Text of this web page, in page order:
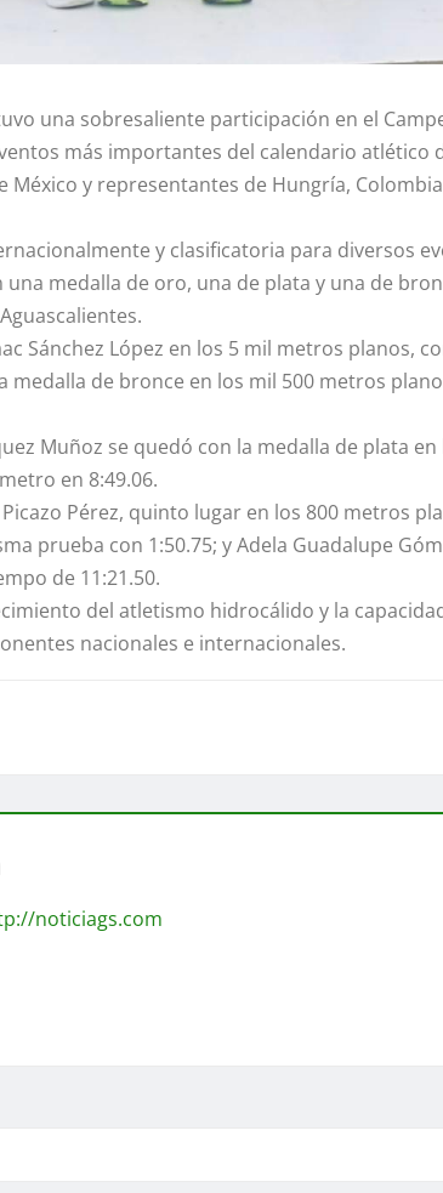
una sobresaliente participación en el
más importantes del calendario atlético
y representantes de Hungría,
y clasificatoria para diversos
medalla de oro, una de plata y una de
Sánchez López en los 5 mil metros planos,
medalla de bronce en los mil 500 metros
Muñoz se quedó con la medalla de plata
en 8:49.06.
Pérez, quinto lugar en los 800 metros
prueba con 1:50.75; y Adela Guadalupe
de 11:21.50.
del atletismo hidrocálido y la
nacionales e internacionales.
noticiags.com